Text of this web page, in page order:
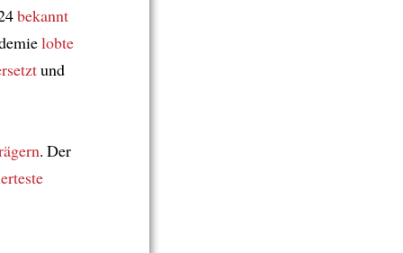
bekannt
lobte
und
. Der